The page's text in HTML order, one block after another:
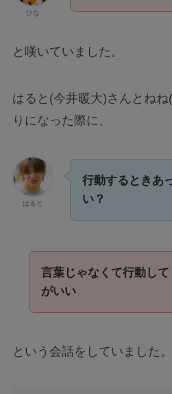
ひな
と嘆いていました。
はると(今井暖大)さんとね
りになった際に、
はると
行動するときあ
い？
言葉じゃなくて行動して
がいい
という会話をしていました。